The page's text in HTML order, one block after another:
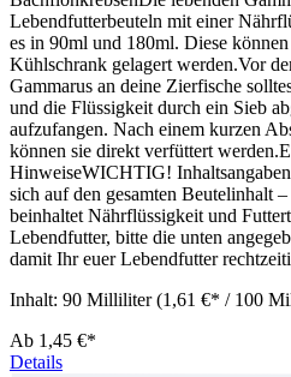
Lebendfutterbeuteln mit einer
es in 90ml und 180ml. Diese
Kühlschrank gelagert werden.Vor
Gammarus an deine Zierfische
und die Flüssigkeit durch ein Sieb
aufzufangen. Nach einem kurzen
können sie direkt verfüttert
HinweiseWICHTIG!
sich auf den gesamten Beutelinhalt
beinhaltet Nährflüssigkeit und
Lebendfutter, bitte die unten
damit Ihr euer Lebendfutter
Inhalt: 90 Milliliter(1,61 €* / 100
Ab 1,45 €*
Details